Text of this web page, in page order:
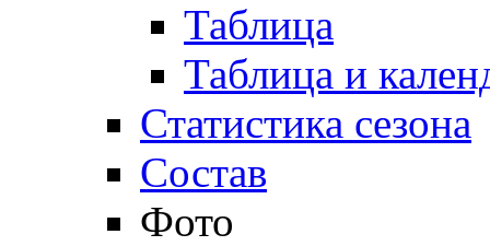
Таблица
Таблица и
Статистика сезона
Состав
Фото